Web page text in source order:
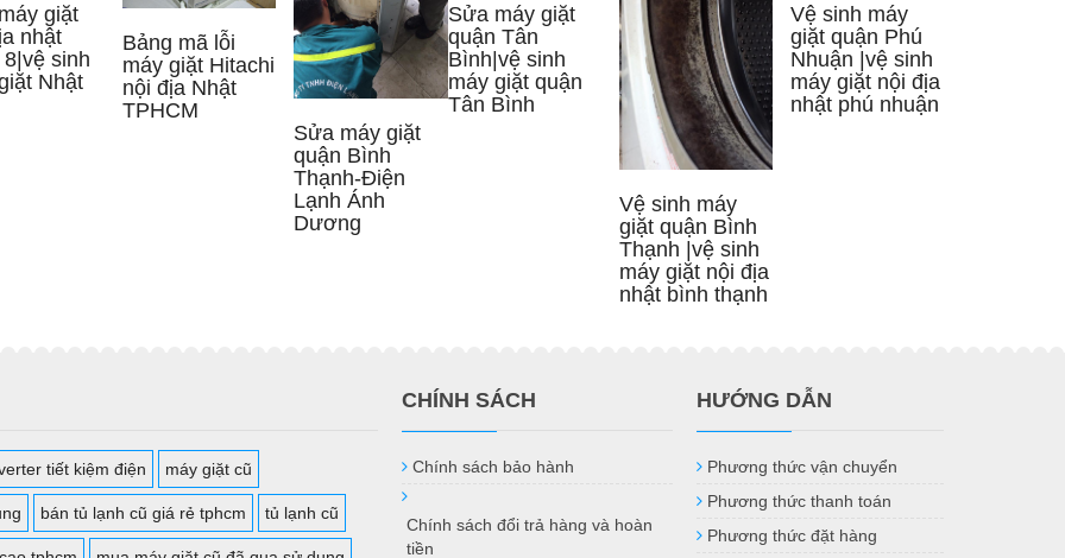
giặt
nhật
sinh
Nhật
Bảng mã lỗi
máy giặt Hitachi
nội địa Nhật
TPHCM
Sửa máy giặt
quận Bình
Thạnh-Điện
Lạnh Ánh
Dương
Sửa máy giặt
quận Tân
Bình|vệ sinh
máy giặt quận
Tân Bình
Vệ sinh máy
giặt quận Bình
Thạnh |vệ sinh
máy giặt nội địa
nhật bình thạnh
Vệ sinh máy
giặt quận Phú
Nhuận |vệ sinh
máy giặt nội địa
nhật phú nhuận
tiết kiệm điện máy giặt cũ
bán tủ lạnh cũ giá rẻ tphcm tủ lạnh cũ
CHÍNH SÁCH
Chính sách bảo hành
Chính sách đổi trả hàng và hoàn
tiền
HƯỚNG DẪN
Phương thức vận chuyển
Phương thức thanh toán
Phương thức đặt hàng